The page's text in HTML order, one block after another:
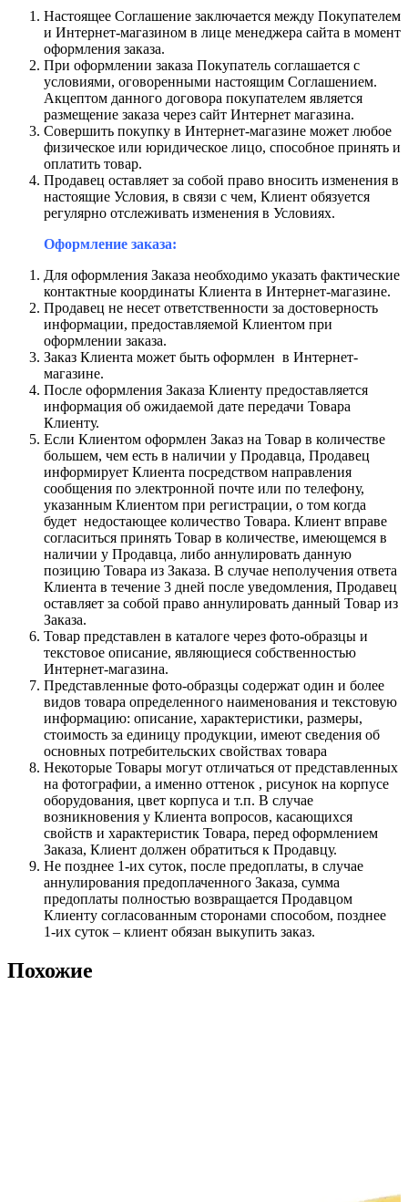
Настоящее Соглашение заключается между Покупателем
и Интернет-магазином в лице менеджера сайта в момент
оформления заказа.
При оформлении заказа Покупатель соглашается с
условиями, оговоренными настоящим Соглашением.
Акцептом данного договора покупателем является
размещение заказа через сайт Интернет магазина.
Совершить покупку в Интернет-магазине может любое
физическое или юридическое лицо, способное принять и
оплатить товар.
Продавец оставляет за собой право вносить изменения в
настоящие Условия, в связи с чем, Клиент обязуется
регулярно отслеживать изменения в Условиях.
Оформление заказа:
Для оформления Заказа необходимо указать фактические
контактные координаты Клиента в Интернет-магазине.
Продавец не несет ответственности за достоверность
информации, предоставляемой Клиентом при
оформлении заказа.
Заказ Клиента может быть оформлен в Интернет-
магазине.
После оформления Заказа Клиенту предоставляется
информация об ожидаемой дате передачи Товара
Клиенту.
Если Клиентом оформлен Заказ на Товар в количестве
большем, чем есть в наличии у Продавца, Продавец
информирует Клиента посредством направления
сообщения по электронной почте или по телефону,
указанным Клиентом при регистрации, о том когда
будет недостающее количество Товара. Клиент вправе
согласиться принять Товар в количестве, имеющемся в
наличии у Продавца, либо аннулировать данную
позицию Товара из Заказа. В случае неполучения ответа
Клиента в течение 3 дней после уведомления, Продавец
оставляет за собой право аннулировать данный Товар из
Заказа.
Товар представлен в каталоге через фото-образцы и
текстовое описание, являющиеся собственностью
Интернет-магазина.
Представленные фото-образцы содержат один и более
видов товара определенного наименования и текстовую
информацию: описание, характеристики, размеры,
стоимость за единицу продукции, имеют сведения об
основных потребительских свойствах товара
Некоторые Товары могут отличаться от представленных
на фотографии, а именно оттенок , рисунок на корпусе
оборудования, цвет корпуса и т.п. В случае
возникновения у Клиента вопросов, касающихся
свойств и характеристик Товара, перед оформлением
Заказа, Клиент должен обратиться к Продавцу.
Не позднее 1-их суток, после предоплаты, в случае
аннулирования предоплаченного Заказа, сумма
предоплаты полностью возвращается Продавцом
Клиенту согласованным сторонами способом, позднее
1-их суток – клиент обязан выкупить заказ.
Похожие